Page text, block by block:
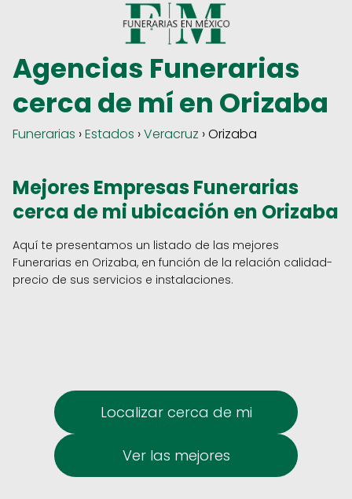
Agencias Funerarias
cerca de mí en Orizaba
Funerarias ›Estados ›Veracruz › Orizaba
Mejores Empresas Funerarias
cerca de mi ubicación en Orizaba
Aquí te presentamos un listado de las mejores
Funerarias en Orizaba, en función de la relación calidad-
precio de sus servicios e instalaciones.
Localizar cerca de mi
Ver las mejores